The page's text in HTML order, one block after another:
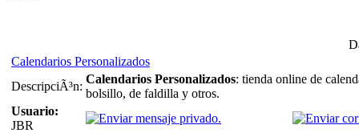
Calendarios Personalizados
DescripciÃ³n:
Calendarios Personalizados: tienda online de
bolsillo, de faldilla y otros.
Usuario:
JBR